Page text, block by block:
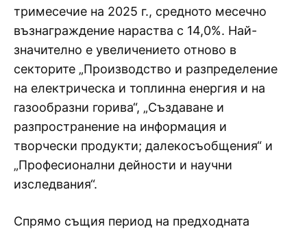
тримесечие на 2025 г., средното месечно
възнаграждение нараства с 14,0%. Най-
значително е увеличението отново в
секторите „Производство и разпределение
на електрическа и топлинна енергия и на
газообразни горива“, „Създаване и
разпространение на информация и
творчески продукти; далекосъобщения“ и
„Професионални дейности и научни
изследвания“.
Спрямо същия период на предходната